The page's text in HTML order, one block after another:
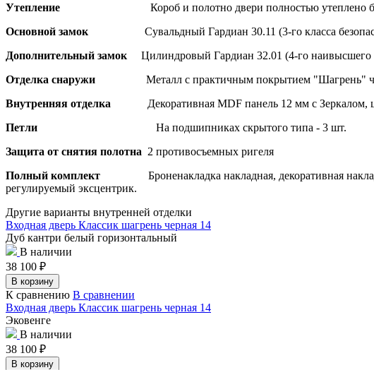
Утепление Короб и полотно двери полностью утеплено
Основной замок Сувальдный Гардиан 30.11 (3-го класса
Дополнительный замок Цилиндровый Гардиан 32.01 (4-го наивысшего
Отделка снаружи Металл с практичным покрытием "Шагрень"
Внутренняя отделка Декоративная MDF панель 12 мм с Зеркалом,
Петли На подшипниках скрытого типа - 3 шт.
Защита от снятия полотна 2 противосъемных ригеля
Полный комплект Броненакладка накладная, декоративная
регулируемый эксцентрик.
Другие варианты внутренней отделки
Входная дверь Классик шагрень черная 14
Дуб кантри белый горизонтальный
В наличии
38 100 ₽
В корзину
К сравнению В сравнении
Входная дверь Классик шагрень черная 14
Эковенге
В наличии
38 100 ₽
В корзину